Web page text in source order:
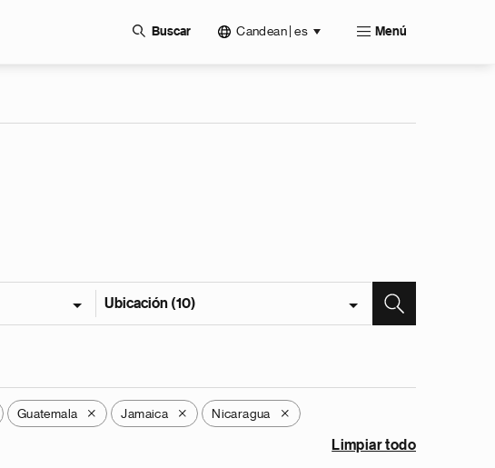
Buscar Candean | es Menú
Ubicación (10)
Guatemala X Jamaica X Nicaragua X
Limpiar todo